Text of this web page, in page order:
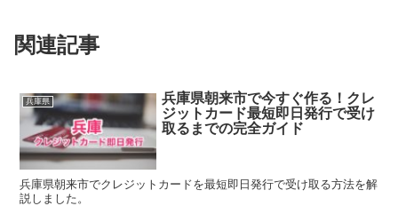
関連記事
兵庫県
兵庫県朝来市で今すぐ作る！クレ
ジットカード最短即日発行で受け
取るまでの完全ガイド
兵庫県朝来市でクレジットカードを最短即日発行で受け取る方法を解
説しました。